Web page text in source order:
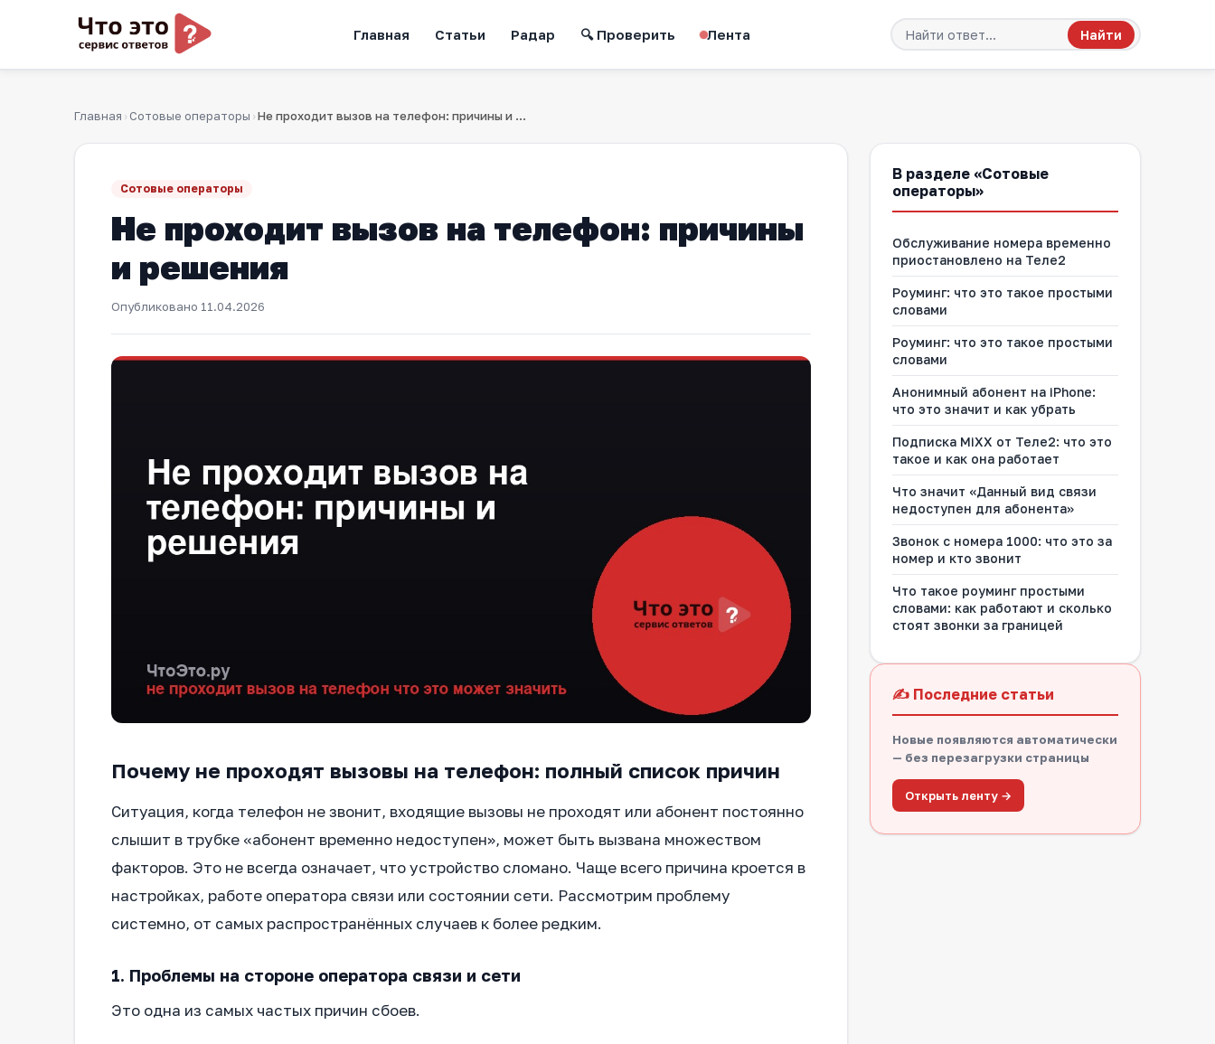
Главная Статьи Радар 🔍 Проверить Лента Найти
Главная › Сотовые операторы › Не проходит вызов на телефон: причины и решения
Сотовые операторы
Не проходит вызов на телефон: причины
и решения
Опубликовано 11.04.2026
Почему не проходят вызовы на телефон: полный список причин
Ситуация, когда телефон не звонит, входящие вызовы не проходят или абонент постоянно
слышит в трубке «абонент временно недоступен», может быть вызвана множеством
факторов. Это не всегда означает, что устройство сломано. Чаще всего причина кроется в
настройках, работе оператора связи или состоянии сети. Рассмотрим проблему
системно, от самых распространённых случаев к более редким.
1. Проблемы на стороне оператора связи и сети
Это одна из самых частых причин сбоев.
В разделе «Сотовые
операторы»
Обслуживание номера временно
приостановлено на Теле2
Роуминг: что это такое простыми
словами
Роуминг: что это такое простыми
словами
Анонимный абонент на iPhone:
что это значит и как убрать
Подписка MiXX от Теле2: что это
такое и как она работает
Что значит «Данный вид связи
недоступен для абонента»
Звонок с номера 1000: что это за
номер и кто звонит
Что такое роуминг простыми
словами: как работают и сколько
стоят звонки за границей
✍️ Последние статьи
Новые появляются автоматически
— без перезагрузки страницы
Открыть ленту →